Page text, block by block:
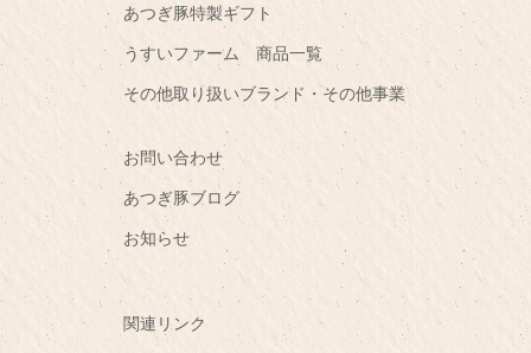
あつぎ豚特製ギフト
うすいファーム 商品一覧
その他取り扱いブランド・その他事業
お問い合わせ
あつぎ豚ブログ
お知らせ
関連リンク